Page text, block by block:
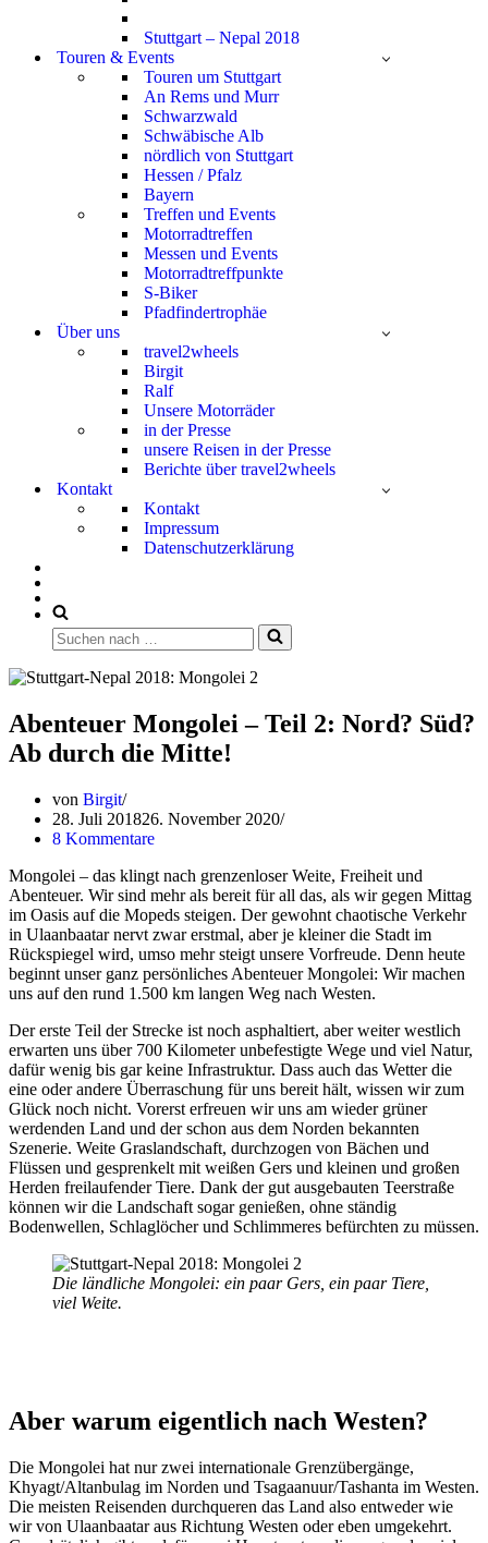
Stuttgart – Nepal 2018
Touren & Events
Touren um Stuttgart
An Rems und Murr
Schwarzwald
Schwäbische Alb
nördlich von Stuttgart
Hessen / Pfalz
Bayern
Treffen und Events
Motorradtreffen
Messen und Events
Motorradtreffpunkte
S-Biker
Pfadfindertrophäe
Über uns
travel2wheels
Birgit
Ralf
Unsere Motorräder
in der Presse
unsere Reisen in der Presse
Berichte über travel2wheels
Kontakt
Kontakt
Impressum
Datenschutzerklärung
Suchen
nach …
Abenteuer Mongolei – Teil 2: Nord? Süd?
Ab durch die Mitte!
von Birgit
28. Juli 201826. November 2020
8 Kommentare
Mongolei – das klingt nach grenzenloser Weite, Freiheit und
Abenteuer. Wir sind mehr als bereit für all das, als wir gegen Mittag
im Oasis auf die Mopeds steigen. Der gewohnt chaotische Verkehr
in Ulaanbaatar nervt zwar erstmal, aber je kleiner die Stadt im
Rückspiegel wird, umso mehr steigt unsere Vorfreude. Denn heute
beginnt unser ganz persönliches Abenteuer Mongolei: Wir machen
uns auf den rund 1.500 km langen Weg nach Westen.
Der erste Teil der Strecke ist noch asphaltiert, aber weiter westlich
erwarten uns über 700 Kilometer unbefestigte Wege und viel Natur,
dafür wenig bis gar keine Infrastruktur. Dass auch das Wetter die
eine oder andere Überraschung für uns bereit hält, wissen wir zum
Glück noch nicht. Vorerst erfreuen wir uns am wieder grüner
werdenden Land und der schon aus dem Norden bekannten
Szenerie. Weite Graslandschaft, durchzogen von Bächen und
Flüssen und gesprenkelt mit weißen Gers und kleinen und großen
Herden freilaufender Tiere. Dank der gut ausgebauten Teerstraße
können wir die Landschaft sogar genießen, ohne ständig
Bodenwellen, Schlaglöcher und Schlimmeres befürchten zu müssen.
Die ländliche Mongolei: ein paar Gers, ein paar Tiere,
viel Weite.
Aber warum eigentlich nach Westen?
Die Mongolei hat nur zwei internationale Grenzübergänge,
Khyagt/Altanbulag im Norden und Tsagaanuur/Tashanta im Westen.
Die meisten Reisenden durchqueren das Land also entweder wie
wir von Ulaanbaatar aus Richtung Westen oder eben umgekehrt.